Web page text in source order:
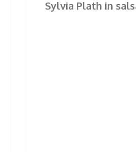
Sylvia Plath in